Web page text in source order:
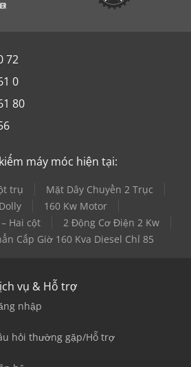
72
0
80
máy móc hiện tại:
trụ
Mặt Dây Chuyền 2 Trục
160 Kw Motor
Hai cột
2 Động Cơ Điện 2 Kw
Cấp Giờ 160 Kva Diesel Chỉ 85
vụ & Hỗ trợ
nhập
hỏi thường gặp/Hỗ trợ